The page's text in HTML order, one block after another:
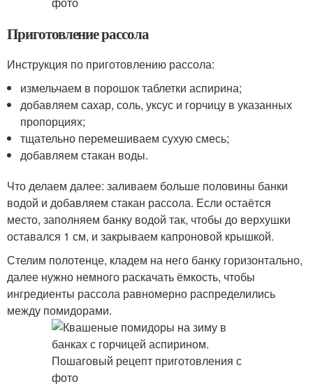
Приготовление рассола
Инструкция по приготовлению рассола:
измельчаем в порошок таблетки аспирина;
добавляем сахар, соль, уксус и горчицу в указанных
пропорциях;
тщательно перемешиваем сухую смесь;
добавляем стакан воды.
Что делаем далее: заливаем больше половины банки
водой и добавляем стакан рассола. Если остаётся
место, заполняем банку водой так, чтобы до верхушки
оставался 1 см, и закрываем капроновой крышкой.
Стелим полотенце, кладем на него банку горизонтально,
далее нужно немного раскачать ёмкость, чтобы
ингредиенты рассола равномерно распределились
между помидорами.